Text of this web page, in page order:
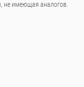
не имеющая аналогов.